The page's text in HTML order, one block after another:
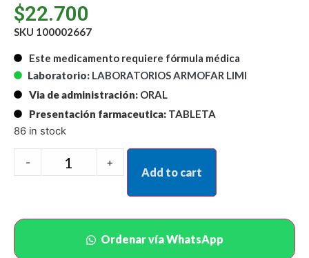
$22.700
SKU 100002667
Este medicamento requiere fórmula médica
Laboratorio: LABORATORIOS ARMOFAR LIMI
Via de administración: ORAL
Presentación farmaceutica: TABLETA
86 in stock
- +
Add to cart
Ordenar vía WhatsApp